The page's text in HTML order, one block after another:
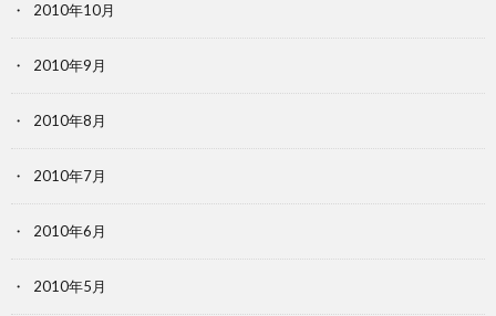
2010年10月
2010年9月
2010年8月
2010年7月
2010年6月
2010年5月